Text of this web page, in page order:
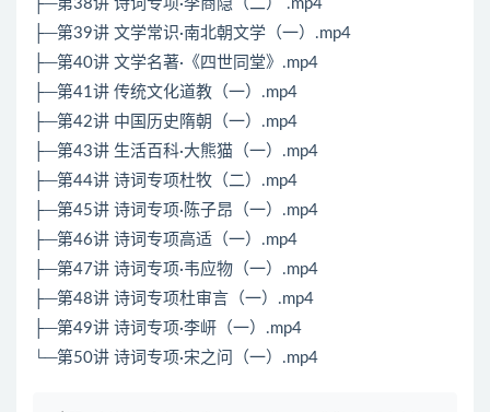
├─第38讲 诗词专项·李商隐（二） .mp4
├─第39讲 文学常识·南北朝文学（一）.mp4
├─第40讲 文学名著·《四世同堂》.mp4
├─第41讲 传统文化道教（一）.mp4
├─第42讲 中国历史隋朝（一）.mp4
├─第43讲 生活百科·大熊猫（一）.mp4
├─第44讲 诗词专项杜牧（二）.mp4
├─第45讲 诗词专项·陈子昂（一）.mp4
├─第46讲 诗词专项高适（一）.mp4
├─第47讲 诗词专项·韦应物（一）.mp4
├─第48讲 诗词专项杜审言（一）.mp4
├─第49讲 诗词专项·李岍（一）.mp4
└─第50讲 诗词专项·宋之问（一）.mp4